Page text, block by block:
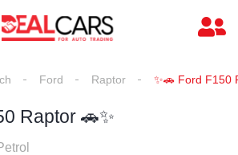
Ford Raptor ✨🚗 Ford F150
Raptor 🚗✨